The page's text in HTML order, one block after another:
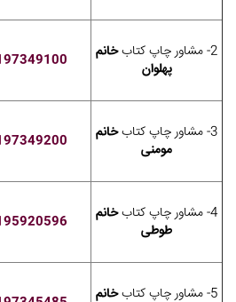
2- مشاور چاپ کتاب
خانم
پهلوان
3- مشاور چاپ کتاب
خانم
مومنی
4- مشاور چاپ کتاب
خانم
طوطی
5- مشاور چاپ کتاب
خانم